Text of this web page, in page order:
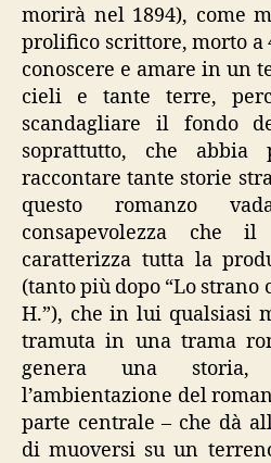
morirà nel 1894), come
prolifico scrittore, morto a
conoscere e amare in un
cieli e tante terre,
scandagliare il fondo
soprattutto, che abbia
raccontare tante storie
questo romanzo
consapevolezza che
caratterizza tutta la
(tanto più dopo “Lo strano
H.”), che in lui qualsiasi
tramuta in una trama
genera una
l’ambientazione del
parte centrale – che dà
di muoversi su un